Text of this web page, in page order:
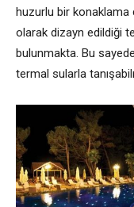
huzurlu bir konaklama
olarak dizayn edildiği
bulunmakta. Bu
termal sularla